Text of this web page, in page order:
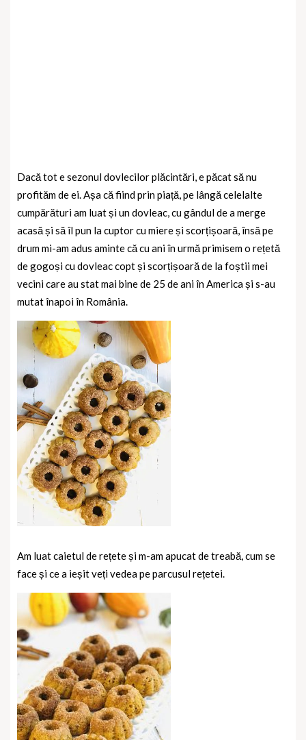
Dacă tot e sezonul dovlecilor plăcintări, e păcat să nu
profităm de ei. Așa că fiind prin piață, pe lângă celelalte
cumpărături am luat și un dovleac, cu gândul de a merge
acasă și să îl pun la cuptor cu miere și scorțișoară, însă pe
drum mi-am adus aminte că cu ani în urmă primisem o rețetă
de gogoși cu dovleac copt și scorțișoară de la foștii mei
vecini care au stat mai bine de 25 de ani în America și s-au
mutat înapoi în România.
Am luat caietul de rețete și m-am apucat de treabă, cum se
face și ce a ieșit veți vedea pe parcusul rețetei.